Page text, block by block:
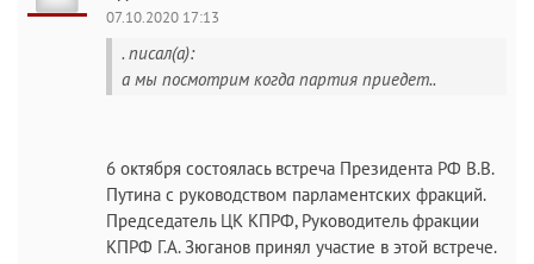
07.10.2020 17:13
. писал(а):
а мы посмотрим когда партия приедет..
6 октября состоялась встреча Президента РФ В.В.
Путина с руководством парламентских фракций.
Председатель ЦК КПРФ, Руководитель фракции
КПРФ Г.А. Зюганов принял участие в этой встрече.